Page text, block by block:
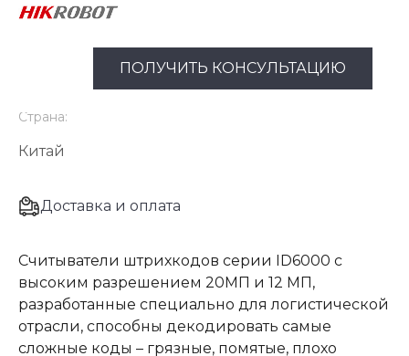
ПОЛУЧИТЬ КОНСУЛЬТАЦИЮ
Страна:
Китай
Доставка и оплата
Считыватели штрихкодов серии ID6000 с
высоким разрешением 20МП и 12 МП,
разработанные специально для логистической
отрасли, способны декодировать самые
сложные коды – грязные, помятые, плохо